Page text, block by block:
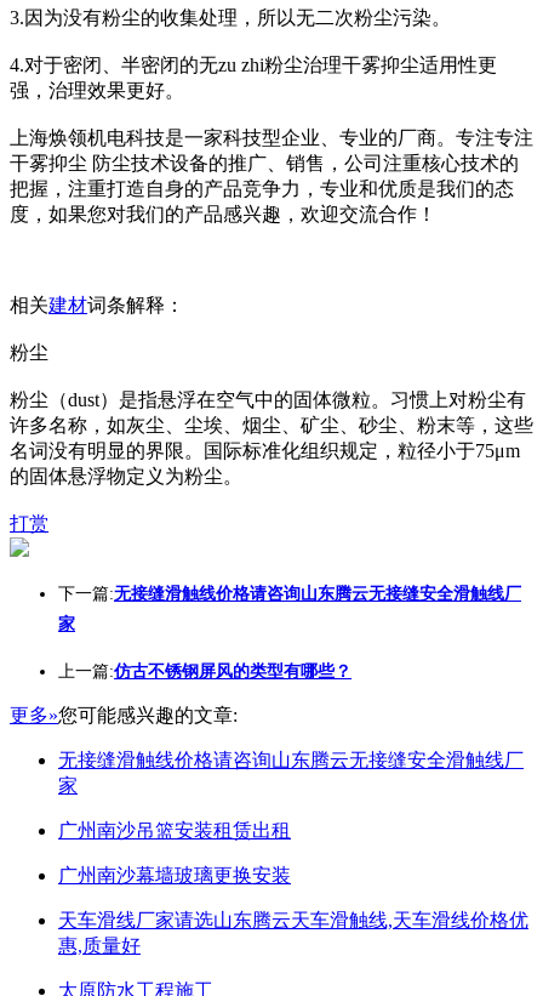
3.因为没有粉尘的收集处理，所以无二次粉尘污染。
4.对于密闭、半密闭的无zu zhi粉尘治理干雾抑尘适用性更
强，治理效果更好。
上海焕领机电科技是一家科技型企业、专业的厂商。专注专注
干雾抑尘 防尘技术设备的推广、销售，公司注重核心技术的
把握，注重打造自身的产品竞争力，专业和优质是我们的态
度，如果您对我们的产品感兴趣，欢迎交流合作！
相关建材词条解释：
粉尘
粉尘（dust）是指悬浮在空气中的固体微粒。习惯上对粉尘有
许多名称，如灰尘、尘埃、烟尘、矿尘、砂尘、粉末等，这些
名词没有明显的界限。国际标准化组织规定，粒径小于75μm
的固体悬浮物定义为粉尘。
打赏
下一篇:无接缝滑触线价格请咨询山东腾云无接缝安全滑触线厂
家
上一篇:仿古不锈钢屏风的类型有哪些？
更多»您可能感兴趣的文章:
无接缝滑触线价格请咨询山东腾云无接缝安全滑触线厂
家
广州南沙吊篮安装租赁出租
广州南沙幕墙玻璃更换安装
天车滑线厂家请选山东腾云天车滑触线,天车滑线价格优
惠,质量好
太原防水工程施工